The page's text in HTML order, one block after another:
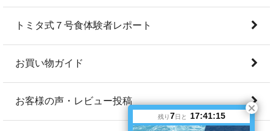
トミタ式７号食体験者レポート
お買い物ガイド
お客様の声・レビュー投稿
残り7 日と 17:41:15